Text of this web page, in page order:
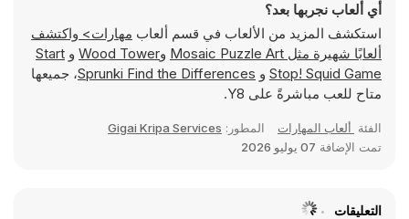
أي ألعاب نجربها بعد؟
استكشف المزيد من الألعاب في قسم ألعاب
مهارات> واكتشف
ألعابًا شهيرة مثل Mosaic Puzzle Art وWood Tower و Start
Stop! Squid Game و Sprunki Find the Differences، جميعها
متاح للعب مباشرةً على Y8.
الفئة ألعاب المهارات المطور: Gigai Kripa Services
تمت الإضافة 07 يوليو 2026
التعليقات